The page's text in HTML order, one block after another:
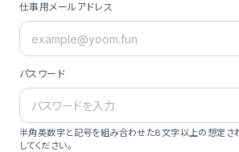
仕事用メールアドレス
パスワード
半角英数字と記号を組み合わせた8文字以上の想定さ
してください。